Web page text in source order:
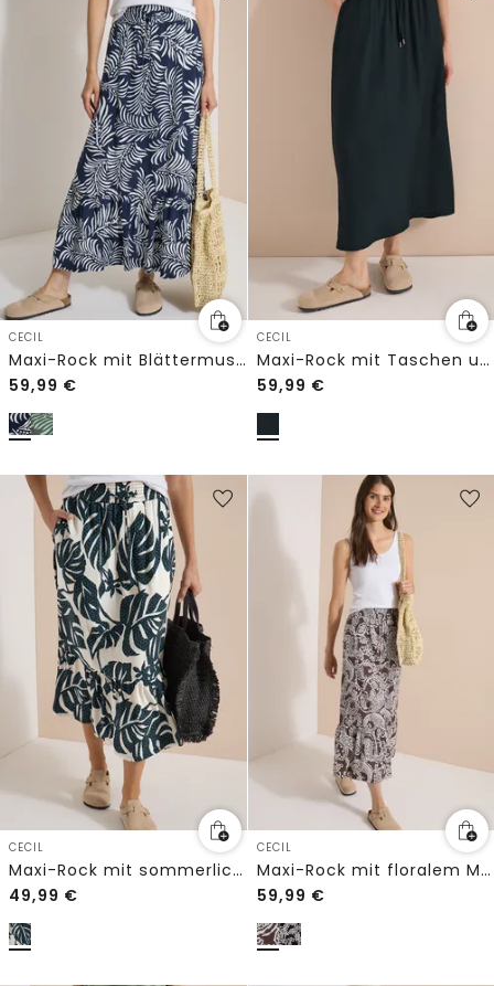
CECIL
Maxi-Rock mit Blättermuster
59,99 €
CECIL
Maxi-Rock mit Taschen und Struktur
59,99 €
CECIL
Maxi-Rock mit sommerlichem Blättermuster
49,99 €
CECIL
Maxi-Rock mit floralem Muster
59,99 €